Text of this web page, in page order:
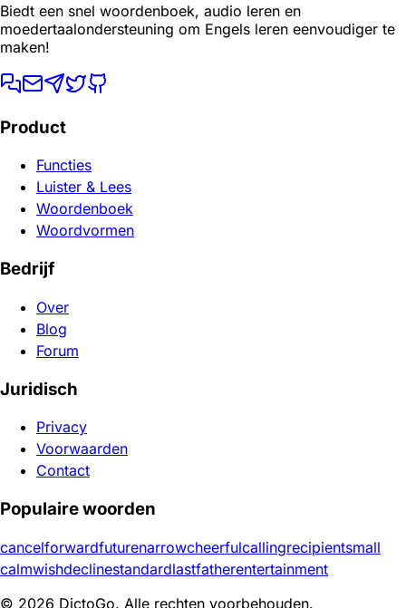
Biedt een snel woordenboek, audio leren en
moedertaalondersteuning om Engels leren eenvoudiger te
maken!
Product
Functies
Luister & Lees
Woordenboek
Woordvormen
Bedrijf
Over
Blog
Forum
Juridisch
Privacy
Voorwaarden
Contact
Populaire woorden
cancelforwardfuturenarrowcheerfulcallingrecipientsmall
calmwishdeclinestandardlastfatherentertainment
© 2026 DictoGo. Alle rechten voorbehouden.